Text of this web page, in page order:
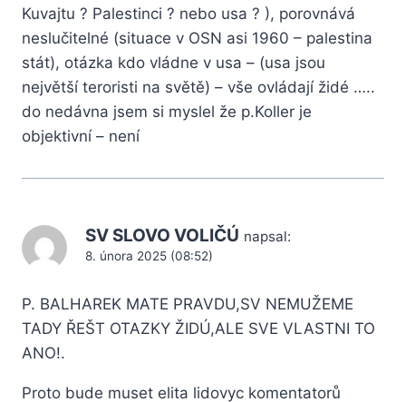
Kuvajtu ? Palestinci ? nebo usa ? ), porovnává
neslučitelné (situace v OSN asi 1960 – palestina
stát), otázka kdo vládne v usa – (usa jsou
největší teroristi na světě) – vše ovládají židé …..
do nedávna jsem si myslel že p.Koller je
objektivní – není
SV SLOVO VOLIČÚ napsal:
8. února 2025 (08:52)
P. BALHAREK MATE PRAVDU,SV NEMUŽEME
TADY ŘEŠT OTAZKY ŽIDÚ,ALE SVE VLASTNI TO
ANO!.
Proto bude muset elita lidovyc komentatorů